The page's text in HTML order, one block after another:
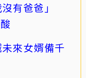
沒有爸爸」
來女婿備千